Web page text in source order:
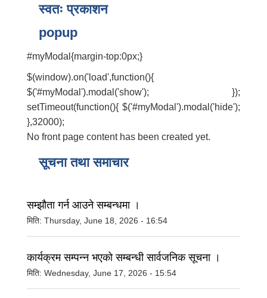
स्वतः प्रकाशन
popup
#myModal{margin-top:0px;}
$(window).on('load',function(){
$('#myModal').modal('show'); });
setTimeout(function(){ $('#myModal').modal('hide');
},32000);
No front page content has been created yet.
सूचना तथा समाचार
सम्झौता गर्न आउने सम्बन्धमा ।
मिति: Thursday, June 18, 2026 - 16:54
कार्यक्रम सम्पन्न भएको सम्बन्धी सार्वजनिक सूचना ।
मिति: Wednesday, June 17, 2026 - 15:54